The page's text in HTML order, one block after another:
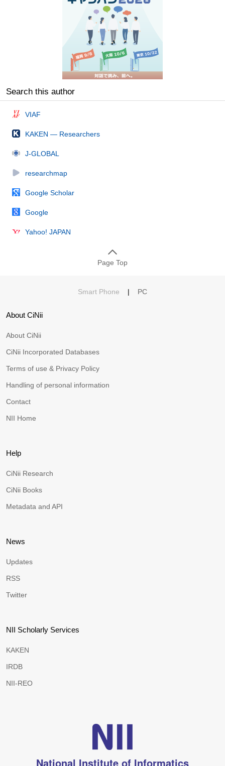
Search this author
VIAF
KAKEN — Researchers
J-GLOBAL
researchmap
Google Scholar
Google
Yahoo! JAPAN
Page Top
Smart Phone | PC
About CiNii
About CiNii
CiNii Incorporated Databases
Terms of use & Privacy Policy
Handling of personal information
Contact
NII Home
Help
CiNii Research
CiNii Books
Metadata and API
News
Updates
RSS
Twitter
NII Scholarly Services
KAKEN
IRDB
NII-REO
National Institute of Informatics